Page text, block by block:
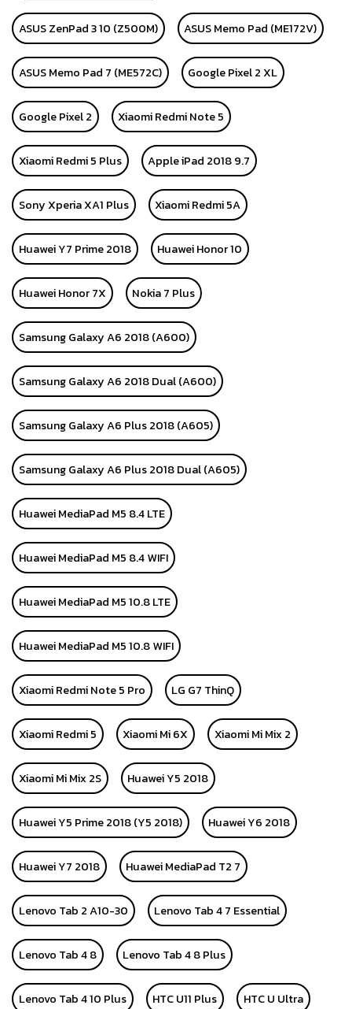
ASUS ZenPad 3 10 (Z500M) ASUS Memo Pad (ME172V)
ASUS Memo Pad 7 (ME572C) Google Pixel 2 XL
Google Pixel 2 Xiaomi Redmi Note 5
Xiaomi Redmi 5 Plus Apple iPad 2018 9.7
Sony Xperia XA1 Plus Xiaomi Redmi 5A
Huawei Y7 Prime 2018 Huawei Honor 10
Huawei Honor 7X Nokia 7 Plus
Samsung Galaxy A6 2018 (A600)
Samsung Galaxy A6 2018 Dual (A600)
Samsung Galaxy A6 Plus 2018 (A605)
Samsung Galaxy A6 Plus 2018 Dual (A605)
Huawei MediaPad M5 8.4 LTE
Huawei MediaPad M5 8.4 WIFI
Huawei MediaPad M5 10.8 LTE
Huawei MediaPad M5 10.8 WIFI
Xiaomi Redmi Note 5 Pro LG G7 ThinQ
Xiaomi Redmi 5 Xiaomi Mi 6X Xiaomi Mi Mix 2
Xiaomi Mi Mix 2S Huawei Y5 2018
Huawei Y5 Prime 2018 (Y5 2018) Huawei Y6 2018
Huawei Y7 2018 Huawei MediaPad T2 7
Lenovo Tab 2 A10-30 Lenovo Tab 4 7 Essential
Lenovo Tab 4 8 Lenovo Tab 4 8 Plus
Lenovo Tab 4 10 Plus HTC U11 Plus HTC U Ultra